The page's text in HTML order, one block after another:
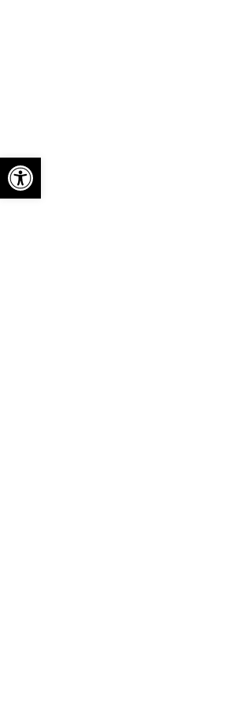
Werkzeugleiste öffnen